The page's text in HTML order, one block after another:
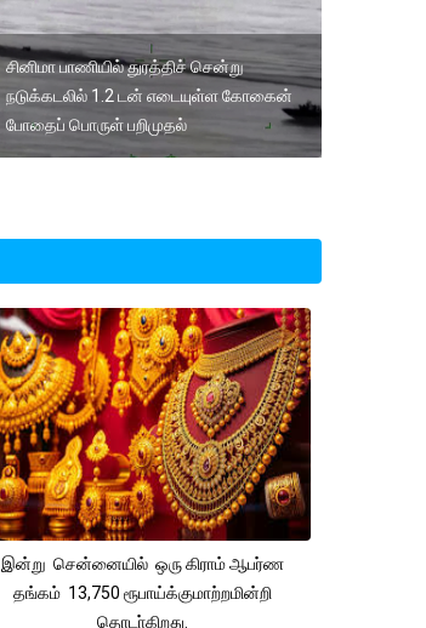
சினிமா பாணியில் துரத்திச் சென்று
நடுக்கடலில் 1.2 டன் எடையுள்ள கோகைன்
போதைப் பொருள் பறிமுதல்
இன்று சென்னையில் ஒரு கிராம் ஆபர்ண
தங்கம் 13,750 ரூபாய்க்குமாற்றமின்றி
தொடா்கிறது.